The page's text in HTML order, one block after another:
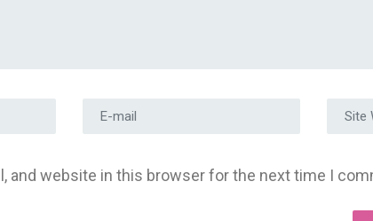
Adresse e-mail Site
and website in this browser for the next time I